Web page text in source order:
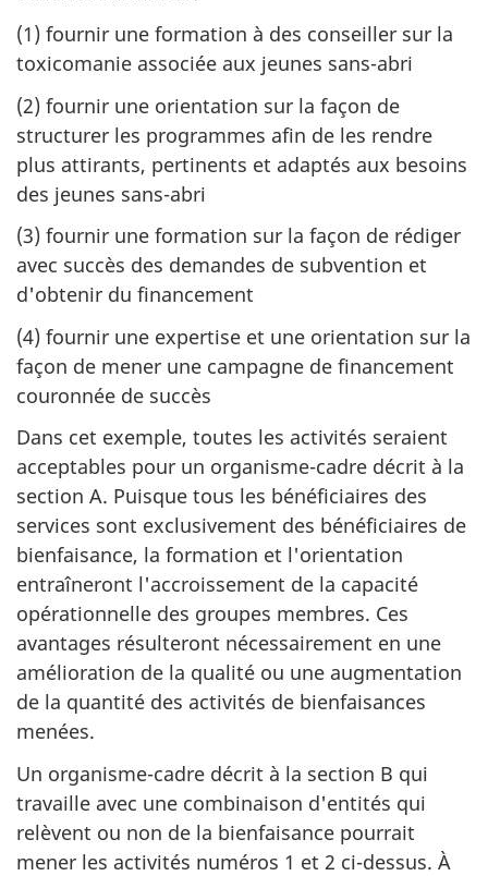
(1) fournir une formation à des conseiller sur la
toxicomanie associée aux jeunes sans-abri
(2) fournir une orientation sur la façon de
structurer les programmes afin de les rendre
plus attirants, pertinents et adaptés aux besoins
des jeunes sans-abri
(3) fournir une formation sur la façon de rédiger
avec succès des demandes de subvention et
d'obtenir du financement
(4) fournir une expertise et une orientation sur la
façon de mener une campagne de financement
couronnée de succès
Dans cet exemple, toutes les activités seraient
acceptables pour un organisme-cadre décrit à la
section A. Puisque tous les bénéficiaires des
services sont exclusivement des bénéficiaires de
bienfaisance, la formation et l'orientation
entraîneront l'accroissement de la capacité
opérationnelle des groupes membres. Ces
avantages résulteront nécessairement en une
amélioration de la qualité ou une augmentation
de la quantité des activités de bienfaisances
menées.
Un organisme-cadre décrit à la section B qui
travaille avec une combinaison d'entités qui
relèvent ou non de la bienfaisance pourrait
mener les activités numéros 1 et 2 ci-dessus. À